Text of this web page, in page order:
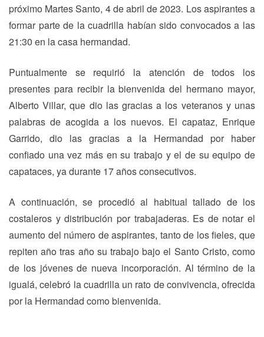
próximo Martes Santo, 4 de abril de 2023. Los aspirantes a
formar parte de la cuadrilla habían sido convocados a las
21:30 en la casa hermandad.
Puntualmente se requirió la atención de todos los
presentes para recibir la bienvenida del hermano mayor,
Alberto Villar, que dio las gracias a los veteranos y unas
palabras de acogida a los nuevos. El capataz, Enrique
Garrido, dio las gracias a la Hermandad por haber
confiado una vez más en su trabajo y el de su equipo de
capataces, ya durante 17 años consecutivos.
A continuación, se procedió al habitual tallado de los
costaleros y distribución por trabajaderas. Es de notar el
aumento del número de aspirantes, tanto de los fieles, que
repiten año tras año su trabajo bajo el Santo Cristo, como
de los jóvenes de nueva incorporación. Al término de la
igualá, celebró la cuadrilla un rato de convivencia, ofrecida
por la Hermandad como bienvenida.